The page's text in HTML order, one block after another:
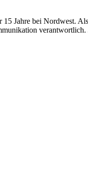
Jahre bei Nordwest.